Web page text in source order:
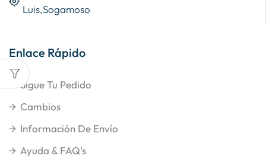
Luis,Sogamoso
Enlace Rápido
Sigue Tu Pedido
Cambios
Información De Envío
Ayuda & FAQ's